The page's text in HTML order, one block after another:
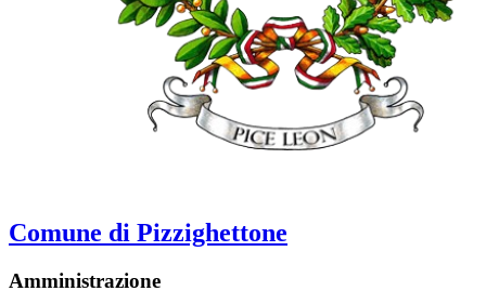
Comune di Pizzighettone
Amministrazione